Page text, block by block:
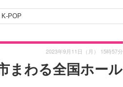
K-POP
まわる全国ホール
2023年9月11日（月） 15時57分